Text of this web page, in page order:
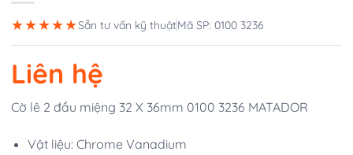
★★★★★Sẵn tư vấn kỹ thuậtMã SP: 0100 3236
Liên hệ
Cờ lê 2 đầu miệng 32 X 36mm 0100 3236 MATADOR
Vật liệu: Chrome Vanadium